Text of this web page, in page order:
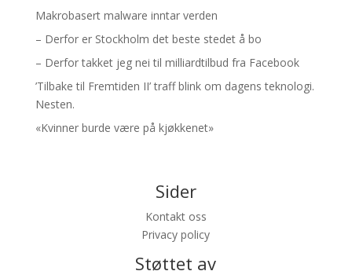
Makrobasert malware inntar verden
– Derfor er Stockholm det beste stedet å bo
– Derfor takket jeg nei til milliardtilbud fra Facebook
’Tilbake til Fremtiden II’ traff blink om dagens teknologi.
Nesten.
«Kvinner burde være på kjøkkenet»
Sider
Kontakt oss
Privacy policy
Støttet av